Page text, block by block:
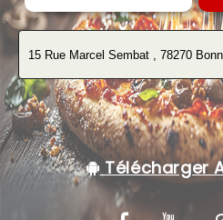
VOS AVIS
MENTIONS LÉGALES
C.G.V
Télécharger